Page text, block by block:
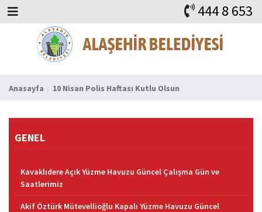
444 8 653
BAŞKAN
ALAŞEHİR
HABERLER
İHALELER
DUYURULAR
KURUMSAL
ALAŞEHİR
FAYDALI ADRESLER
iLETİŞİM
Anasayfa 10 Nisan Polis Haftası Kutlu Olsun
GENEL
Kavaklıdere Açık Yüzme Havuzu Güncel Çalışma Gün ve
Saatlerimiz
Akif Öztürk Mütevellioğlu Kapalı Yüzme Havuzu Güncel